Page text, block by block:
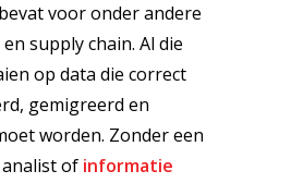
voor onder andere
supply chain. Al die
op data die correct
gemigreerd en
worden. Zonder een
of informatie